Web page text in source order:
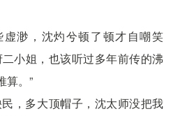
渺，沈灼兮顿了顿才自嘲笑
小姐，也该听过多年前传的沸
算。”
，多大顶帽子，沈太师没把我